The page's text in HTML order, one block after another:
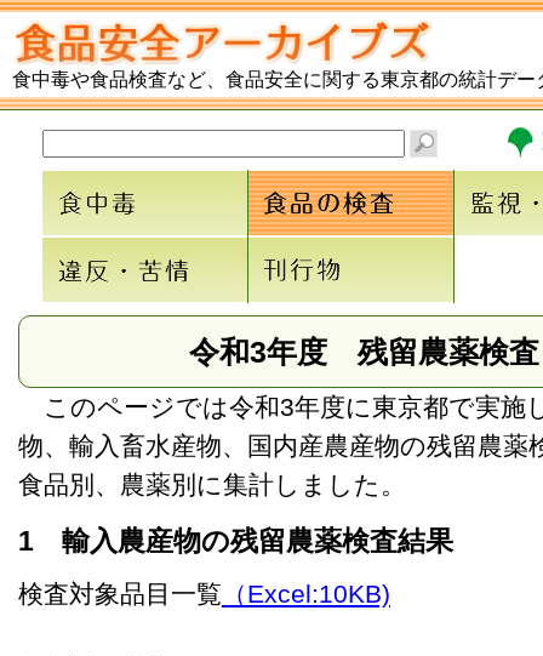
食中毒や食品検査など、食品安全に関する東京都の統計デー
令和3年度 残留農薬検査
このページでは令和3年度に東京都で実施
物、輸入畜水産物、国内産農産物の残留農薬
食品別、農薬別に集計しました。
1 輸入農産物の残留農薬検査結果
検査対象品目一覧 （Excel:10KB)